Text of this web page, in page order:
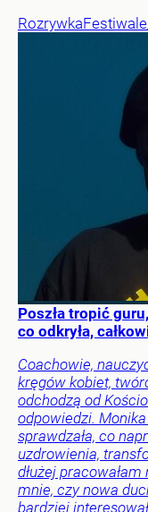
Rozrywka
Poszła tropić
co odkryła,
Coachowie,
kręgów kobiet,
odchodzą od
odpowiedzi.
sprawdzała, co
uzdrowienia,
dłużej
mnie, czy nowa
bardziej